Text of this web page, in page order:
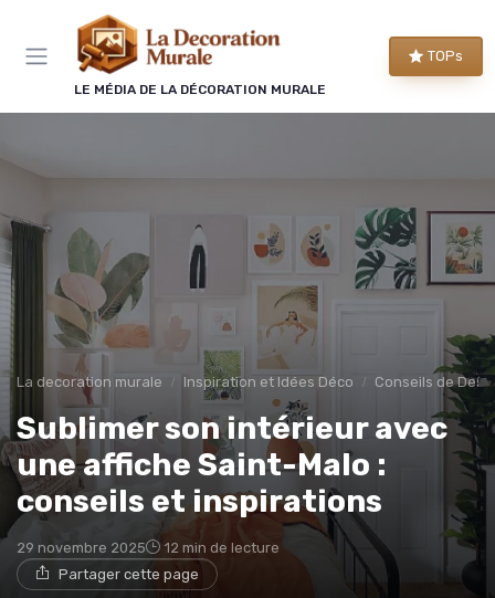
LE MÉDIA DE LA DÉCORATION MURALE
TOPs
La decoration murale Inspiration et Idées Déco Conseils de
Sublimer son intérieur avec
une affiche Saint-Malo :
conseils et inspirations
29 novembre 2025
12 min de lecture
Partager cette page
Panneau de gestion des cookies